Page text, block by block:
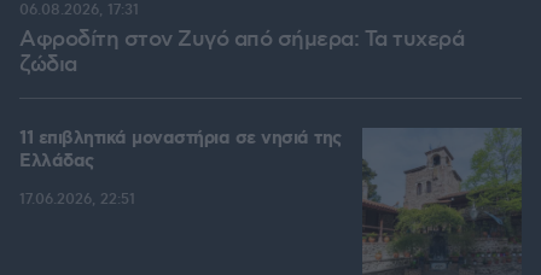
Αφροδίτη στον Ζυγό από σήμερα: Τα τυχερά
ζώδια
06.08.2026, 17:31
11 επιβλητικά μοναστήρια σε νησιά της
Ελλάδας
17.06.2026, 22:51